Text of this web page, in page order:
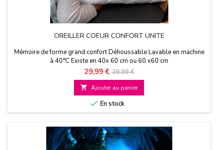
OREILLER COEUR CONFORT UNITE
Mémoire de forme grand confort Déhoussable Lavable en machine
à 40°C Existe en 40x 60 cm ou 60 x60 cm
Prix
29,99 € Prix
de
base
39,99 €
 Ajouter au panier
 En stock